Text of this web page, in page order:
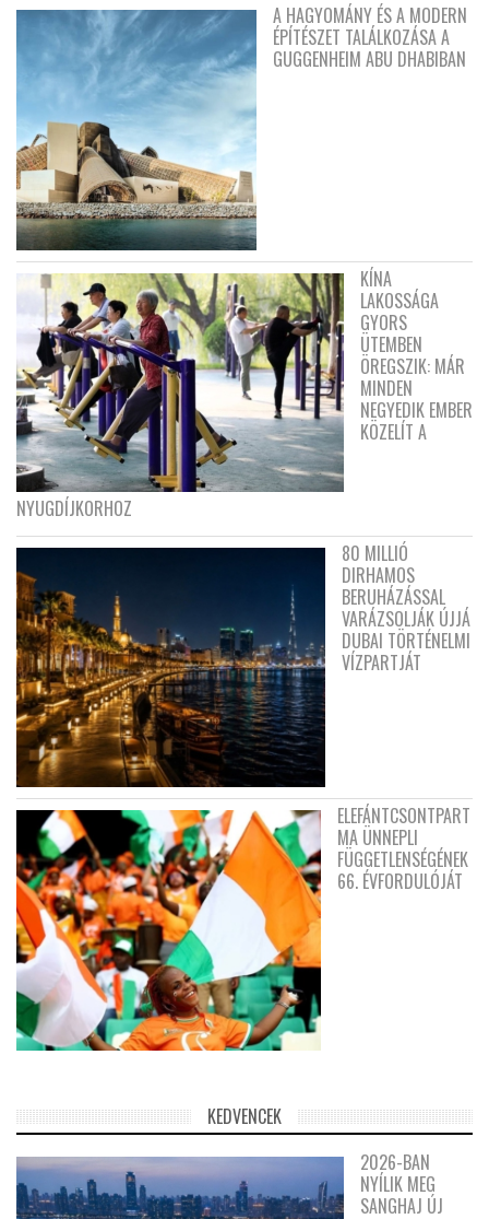
A HAGYOMÁNY ÉS A MODERN
ÉPÍTÉSZET TALÁLKOZÁSA A
GUGGENHEIM ABU DHABIBAN
KÍNA
LAKOSSÁGA
GYORS
ÜTEMBEN
ÖREGSZIK: MÁR
MINDEN
NEGYEDIK EMBER
KÖZELÍT A
NYUGDÍJKORHOZ
80 MILLIÓ
DIRHAMOS
BERUHÁZÁSSAL
VARÁZSOLJÁK ÚJJÁ
DUBAI TÖRTÉNELMI
VÍZPARTJÁT
ELEFÁNTCSONTPART
MA ÜNNEPLI
FÜGGETLENSÉGÉNEK
66. ÉVFORDULÓJÁT
KEDVENCEK
2026-BAN
NYÍLIK MEG
SANGHAJ ÚJ